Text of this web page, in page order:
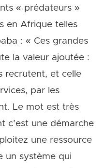
« prédateurs »
en Afrique telles
: « Ces grandes
la valeur ajoutée :
recrutent, et celle
par les
Le mot est très
c’est une démarche
une ressource
un système qui